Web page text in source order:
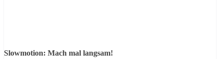
Slowmotion: Mach mal langsam!